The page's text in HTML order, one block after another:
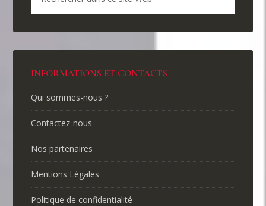
INFORMATIONS ET CONTACTS
Qui sommes-nous ?
Contactez-nous
Nos partenaires
Mentions Légales
Politique de confidentialité